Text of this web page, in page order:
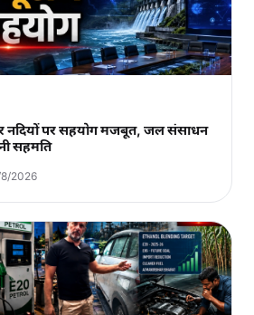
नदियों पर सहयोग मजबूत, जल संसाधन
सहमति
2026